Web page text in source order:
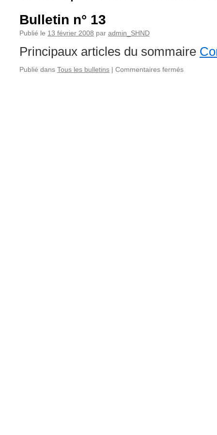
Bulletin n° 13
Publié le 13 février 2008 par admin_SHND
Principaux articles du sommaire
Publié dans Tous les bulletins | Commentaires ferméssur